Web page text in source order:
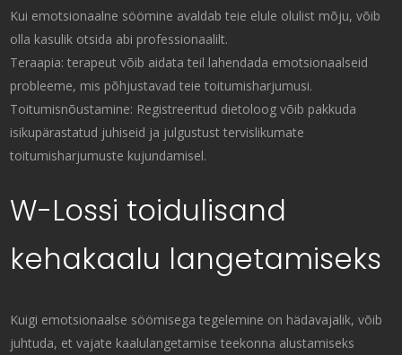
Kui emotsionaalne söömine avaldab teie elule olulist mõju, võib
olla kasulik otsida abi professionaalilt.
Teraapia: terapeut võib aidata teil lahendada emotsionaalseid
probleeme, mis põhjustavad teie toitumisharjumusi.
Toitumisnõustamine: Registreeritud dietoloog võib pakkuda
isikupärastatud juhiseid ja julgustust tervislikumate
toitumisharjumuste kujundamisel.
W-Lossi toidulisand
kehakaalu langetamiseks
Kuigi emotsionaalse söömisega tegelemine on hädavajalik, võib
juhtuda, et vajate kaalulangetamise teekonna alustamiseks